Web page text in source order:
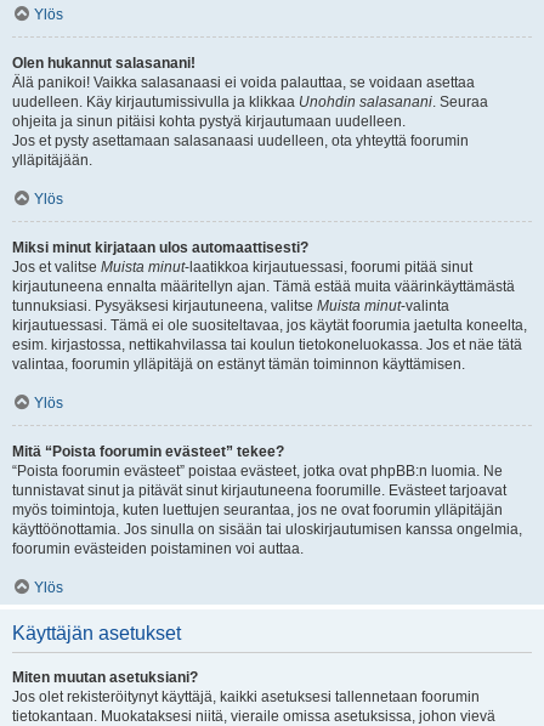
Ylös
Olen hukannut salasanani!
Älä panikoi! Vaikka salasanaasi ei voida palauttaa, se voidaan asettaa
uudelleen. Käy kirjautumissivulla ja klikkaa Unohdin salasanani. Seuraa
ohjeita ja sinun pitäisi kohta pystyä kirjautumaan uudelleen.
Jos et pysty asettamaan salasanaasi uudelleen, ota yhteyttä foorumin
ylläpitäjään.
Ylös
Miksi minut kirjataan ulos automaattisesti?
Jos et valitse Muista minut-laatikkoa kirjautuessasi, foorumi pitää sinut
kirjautuneena ennalta määritellyn ajan. Tämä estää muita väärinkäyttämästä
tunnuksiasi. Pysyäksesi kirjautuneena, valitse Muista minut-valinta
kirjautuessasi. Tämä ei ole suositeltavaa, jos käytät foorumia jaetulta koneelta,
esim. kirjastossa, nettikahvilassa tai koulun tietokoneluokassa. Jos et näe tätä
valintaa, foorumin ylläpitäjä on estänyt tämän toiminnon käyttämisen.
Ylös
Mitä “Poista foorumin evästeet” tekee?
“Poista foorumin evästeet” poistaa evästeet, jotka ovat phpBB:n luomia. Ne
tunnistavat sinut ja pitävät sinut kirjautuneena foorumille. Evästeet tarjoavat
myös toimintoja, kuten luettujen seurantaa, jos ne ovat foorumin ylläpitäjän
käyttöönottamia. Jos sinulla on sisään tai uloskirjautumisen kanssa ongelmia,
foorumin evästeiden poistaminen voi auttaa.
Ylös
Käyttäjän asetukset
Miten muutan asetuksiani?
Jos olet rekisteröitynyt käyttäjä, kaikki asetuksesi tallennetaan foorumin
tietokantaan. Muokataksesi niitä, vieraile omissa asetuksissa, johon vievä